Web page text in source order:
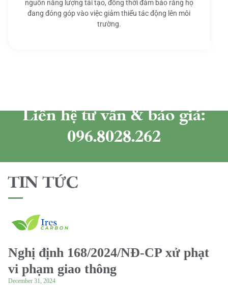
nguồn năng lượng tái tạo, đồng thời đảm bảo rằng họ
đang đóng góp vào việc giảm thiểu tác động lên môi
trường.
Liên hệ tư vấn & báo giá:
096.8028.262
TIN TỨC
Nghị định 168/2024/NĐ-CP xử phạt
vi phạm giao thông
December 31, 2024